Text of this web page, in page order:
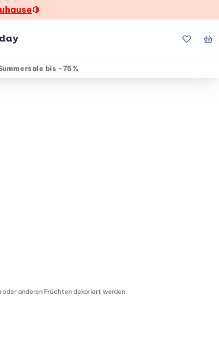
🍋
Meine
bis -75%
anderen Früchten dekoriert werden.